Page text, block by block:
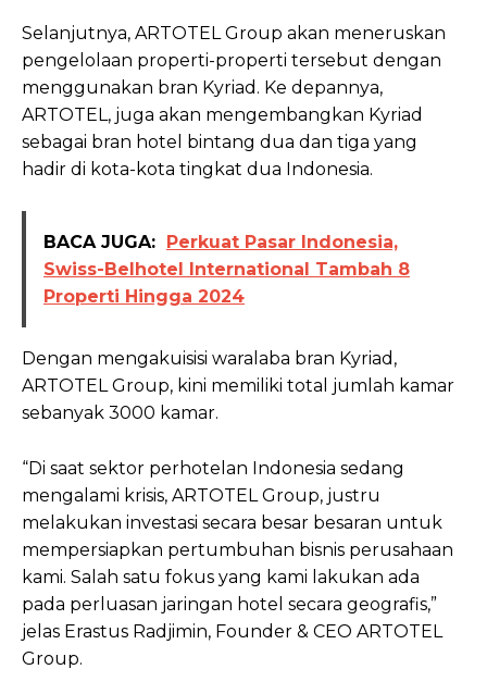
Selanjutnya, ARTOTEL Group akan meneruskan
pengelolaan properti-properti tersebut dengan
menggunakan bran Kyriad. Ke depannya,
ARTOTEL, juga akan mengembangkan Kyriad
sebagai bran hotel bintang dua dan tiga yang
hadir di kota-kota tingkat dua Indonesia.
BACA JUGA: Perkuat Pasar Indonesia,
Swiss-Belhotel International Tambah 8
Properti Hingga 2024
Dengan mengakuisisi waralaba bran Kyriad,
ARTOTEL Group, kini memiliki total jumlah kamar
sebanyak 3000 kamar.
“Di saat sektor perhotelan Indonesia sedang
mengalami krisis, ARTOTEL Group, justru
melakukan investasi secara besar besaran untuk
mempersiapkan pertumbuhan bisnis perusahaan
kami. Salah satu fokus yang kami lakukan ada
pada perluasan jaringan hotel secara geografis,”
jelas Erastus Radjimin, Founder & CEO ARTOTEL
Group.